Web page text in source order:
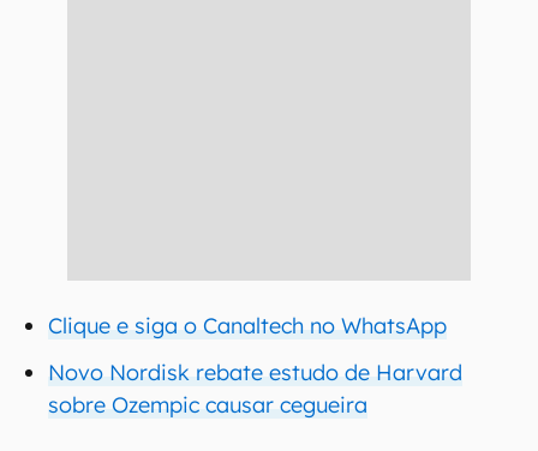
Clique e siga o Canaltech no WhatsApp
Novo Nordisk rebate estudo de Harvard
sobre Ozempic causar cegueira